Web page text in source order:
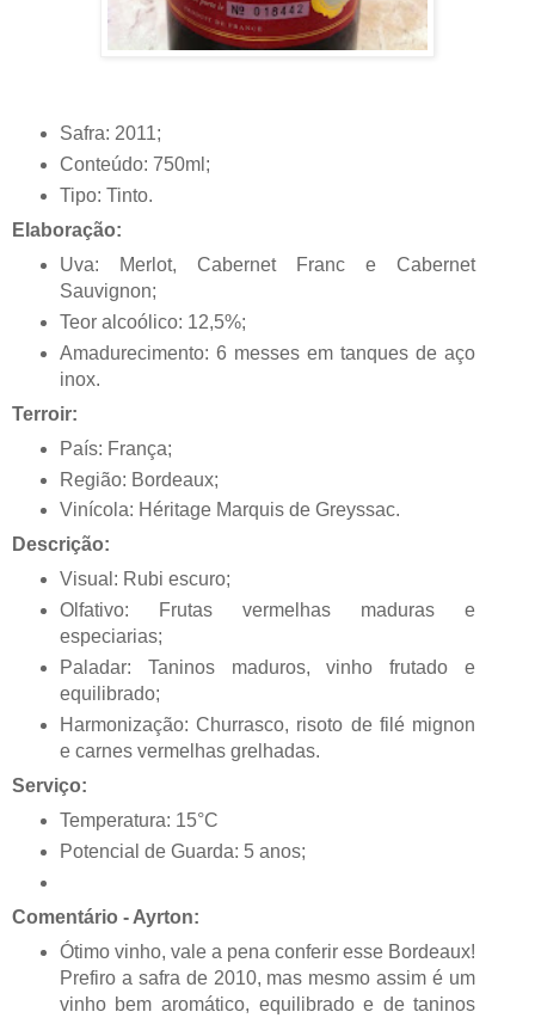
Safra: 2011;
Conteúdo: 750ml;
Tipo: Tinto.
Elaboração:
Uva: Merlot, Cabernet Franc e Cabernet
Sauvignon;
Teor alcoólico: 12,5%;
Amadurecimento: 6 messes em tanques de aço
inox.
Terroir:
País: França;
Região: Bordeaux;
Vinícola: Héritage Marquis de Greyssac.
Descrição:
Visual: Rubi escuro;
Olfativo: Frutas vermelhas maduras e
especiarias;
Paladar: Taninos maduros, vinho frutado e
equilibrado;
Harmonização: Churrasco, risoto de filé mignon
e carnes vermelhas grelhadas.
Serviço:
Temperatura: 15°C
Potencial de Guarda: 5 anos;
Comentário - Ayrton:
Ótimo vinho, vale a pena conferir esse Bordeaux!
Prefiro a safra de 2010, mas mesmo assim é um
vinho bem aromático, equilibrado e de taninos